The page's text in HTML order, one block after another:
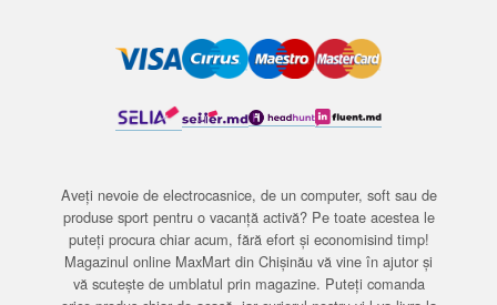
Aveți nevoie de electrocasnice, de un computer, soft sau de
produse sport pentru o vacanță activă? Pe toate acestea le
puteți procura chiar acum, fără efort și economisind timp!
Magazinul online MaxMart din Chișinău vă vine în ajutor și
vă scutește de umblatul prin magazine. Puteți comanda